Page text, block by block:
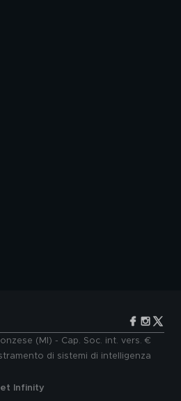
(MI) - Cap. Soc. int. vers. €
di sistemi di intelligenza
Infinity